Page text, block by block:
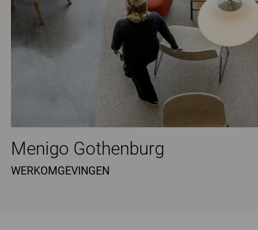
Menigo Gothenburg
WERKOMGEVINGEN